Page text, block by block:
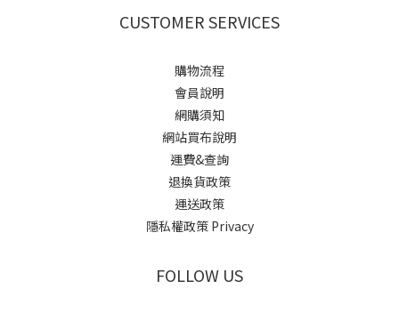
CUSTOMER SERVICES
購物流程
會員說明
網購須知
網站買布說明
運費&查詢
退換貨政策
運送政策
隱私權政策 Privacy
FOLLOW US